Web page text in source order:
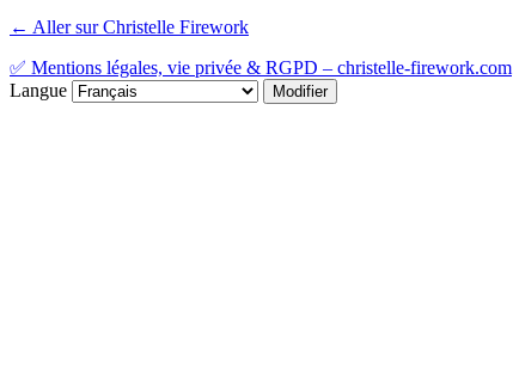
← Aller sur Christelle Firework
✅ Mentions légales, vie privée & RGPD – christelle-firework.com
Langue